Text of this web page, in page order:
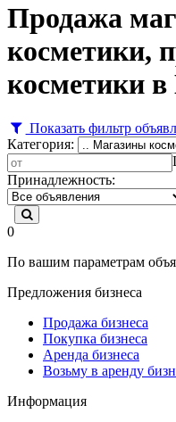
Продажа
косметики,
косметики в
Показать фильтр
Категория:
Принадлежность:
0
По вашим параметрам
Предложения бизнеса
Продажа бизнеса
Покупка бизнеса
Аренда бизнеса
Возьму в аренду
Информация